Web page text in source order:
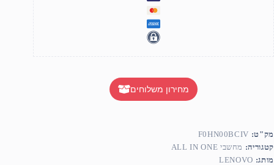
מחירון משלוחים
מק"ט: F0HN00BCIV
קטגוריה: מחשבי ALL IN ONE
מותג: LENOVO